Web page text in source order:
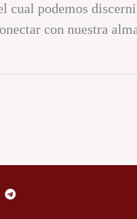
cual podemos
con nuestra